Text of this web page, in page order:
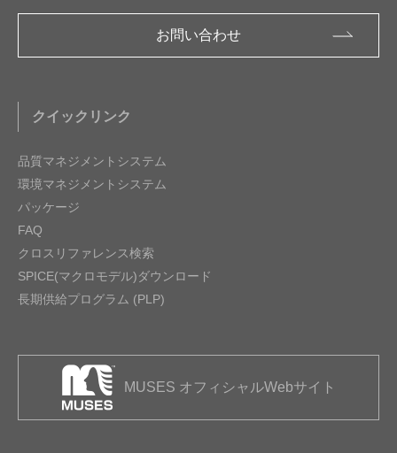
お問い合わせ
クイックリンク
品質マネジメントシステム
環境マネジメントシステム
パッケージ
FAQ
クロスリファレンス検索
SPICE(マクロモデル)ダウンロード
長期供給プログラム (PLP)
MUSES オフィシャルWebサイト